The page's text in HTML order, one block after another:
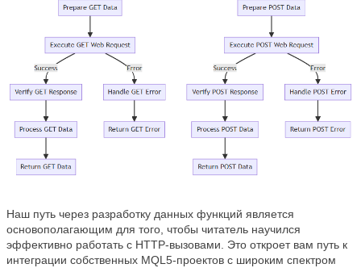
Наш путь через разработку данных функций является
основополагающим для того, чтобы читатель научился
эффективно работать с HTTP-вызовами. Это откроет вам путь к
интеграции собственных MQL5-проектов с широким спектром